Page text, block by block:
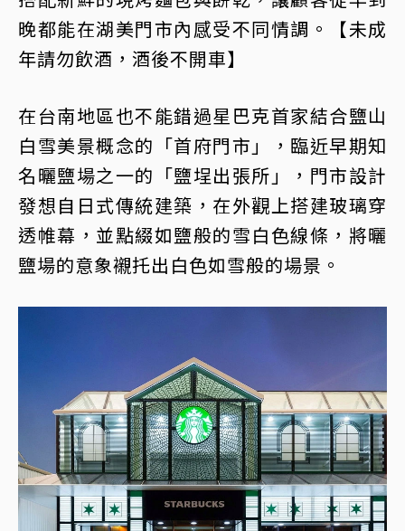
晚都能在湖美門市內感受不同情調。【未成
年請勿飲酒，酒後不開車】
在台南地區也不能錯過星巴克首家結合鹽山
白雪美景概念的「首府門市」，臨近早期知
名曬鹽場之一的「鹽埕出張所」，門市設計
發想自日式傳統建築，在外觀上搭建玻璃穿
透帷幕，並點綴如鹽般的雪白色線條，將曬
鹽場的意象襯托出白色如雪般的場景。